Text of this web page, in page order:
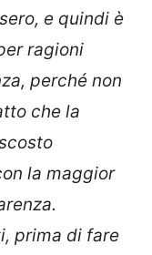
e quindi è
ragioni
perché non
che la
la maggior
prima di fare